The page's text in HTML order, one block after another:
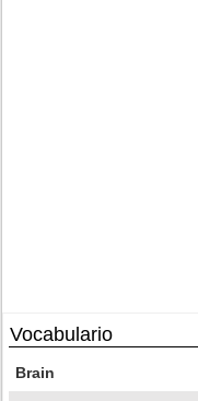
Vocabulario
Brain